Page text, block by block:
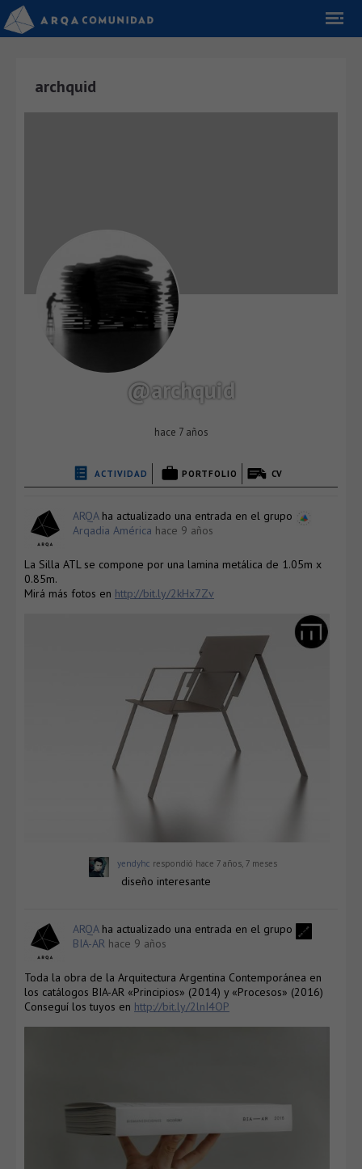
archquid
@archquid
hace 7 años
ACTIVIDAD PORTFOLIO CV
ARQAha actualizado una entrada en el grupo
Arqadia América hace 9 años
La Silla ATL se compone por una lamina metálica de 1.05m x
0.85m.
Mirá más fotos en http://bit.ly/2kHx7Zv
yendyhc respondió hace 7 años, 7 meses
diseño interesante
ARQAha actualizado una entrada en el grupo
BIA-AR hace 9 años
Toda la obra de la Arquitectura Argentina Contemporánea en
los catálogos BIA-AR «Principios» (2014) y «Procesos» (2016)
Conseguí los tuyos en http://bit.ly/2lnI4OP